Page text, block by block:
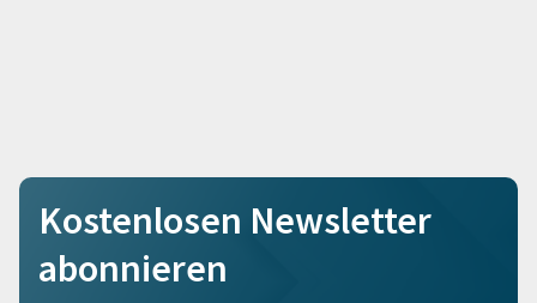
Kostenlosen Newsletter
abonnieren